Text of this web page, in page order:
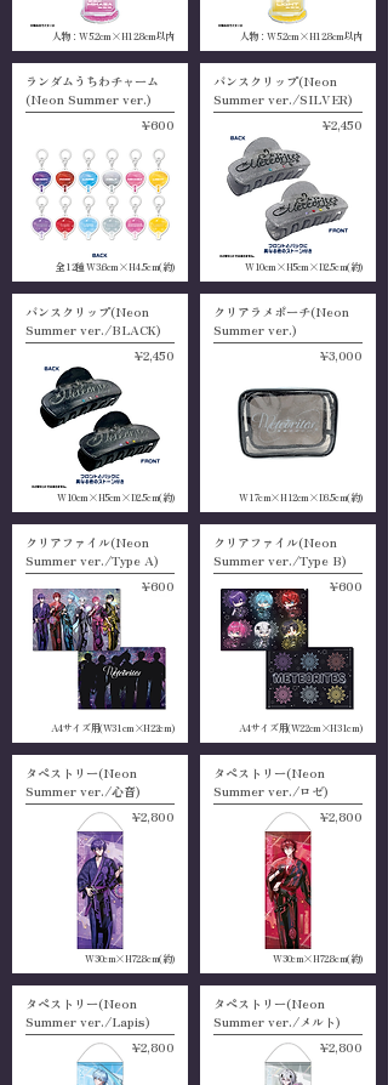
人物：W5.2cm×H12.8cm以内
ランダムうちわチャーム
(Neon Summer ver.)
¥600
全12種 W3.6cm×H4.5cm(約)
バンスクリップ(Neon
Summer ver./BLACK)
¥2,450
W10cm×H5cm×D2.5cm(約)
クリアファイル(Neon
Summer ver./Type A)
¥600
A4サイズ用(W31cm×H22cm)
タペストリー(Neon
Summer ver./心音)
¥2,800
W30cm×H72.8cm(約)
タペストリー(Neon
Summer ver./Lapis)
¥2,800
人物：W5.2cm×H12.8cm以内
バンスクリップ(Neon
Summer ver./SILVER)
¥2,450
W10cm×H5cm×D2.5cm(約)
クリアラメポーチ(Neon
Summer ver.)
¥3,000
W17cm×H12cm×D6.5cm(約)
クリアファイル(Neon
Summer ver./Type B)
¥600
A4サイズ用(W22cm×H31cm)
タペストリー(Neon
Summer ver./ロゼ)
¥2,800
W30cm×H72.8cm(約)
タペストリー(Neon
Summer ver./メルト)
¥2,800